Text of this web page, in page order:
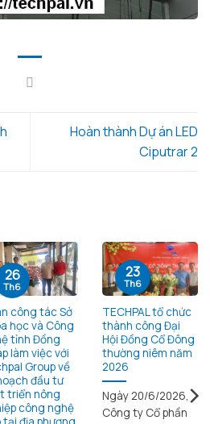
Hoàn thành Dự án LED
Ciputrar 2
công tác Sở
học và Công
tỉnh Đồng
làm việc với
Group về
đầu tư
triển nông
công nghệ
26
Th6
TECHPAL tổ chức
thành công Đại
Hội Đồng Cổ Đông
thường niêm năm
2026
Ngày 20/6/2026,
Công ty Cổ phần
23
Th6